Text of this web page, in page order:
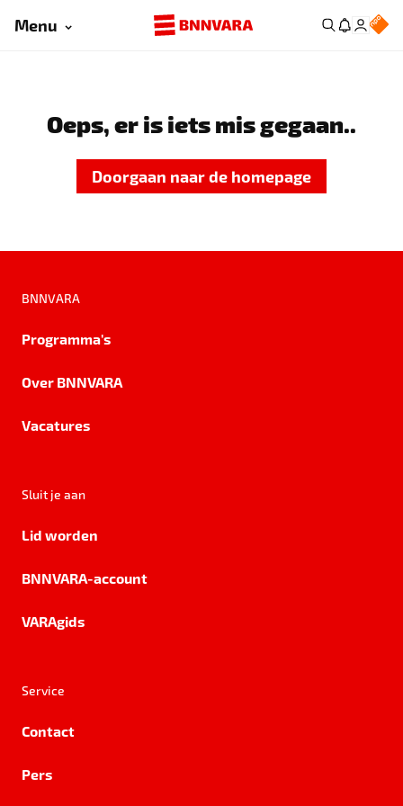
Menu
Oeps, er is iets mis gegaan..
Doorgaan naar de homepage
BNNVARA
Programma's
Over BNNVARA
Vacatures
Sluit je aan
Lid worden
BNNVARA-account
VARAgids
Service
Contact
Pers